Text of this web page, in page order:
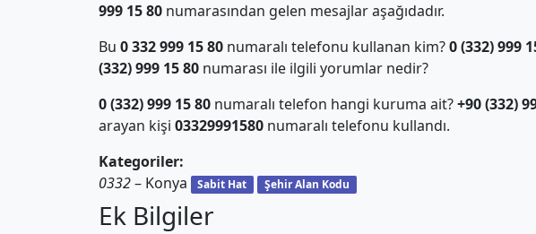
999 15 80numarasından gelen mesajlar aşağıdadır.
Bu 0 332 999 15 80numaralı telefonu kullanan kim?0 (332) 999
(332) 999 15 80numarası ile ilgili yorumlar nedir?
0 (332) 999 15 80numaralı telefon hangi kuruma ait?+90 (332)
arayan kişi 03329991580numaralı telefonu kullandı.
Kategoriler:
0332– Konya Sabit Hat Şehir Alan Kodu
Ek Bilgiler